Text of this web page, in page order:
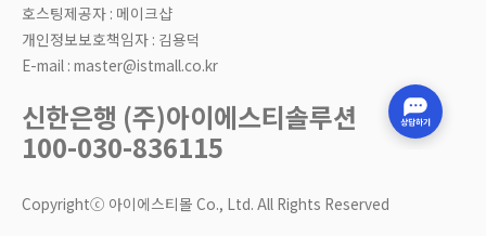
호스팅제공자 : 메이크샵
개인정보보호책임자 : 김용덕
E-mail : master@istmall.co.kr
신한은행 (주)아이에스티솔루션
100-030-836115
Copyrightⓒ 아이에스티몰 Co., Ltd. All Rights Reserved